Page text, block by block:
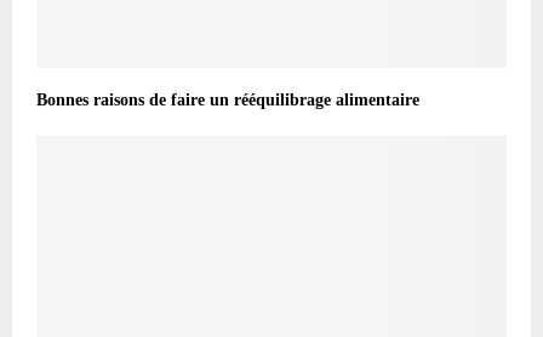
Bonnes raisons de faire un rééquilibrage alimentaire